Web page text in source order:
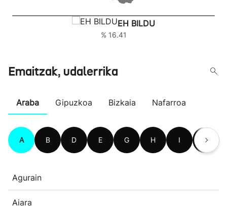
EH BILDU
% 16.41
Emaitzak, udalerrika
Araba Gipuzkoa Bizkaia Nafarroa
A B D E G H I K
Agurain
Aiara